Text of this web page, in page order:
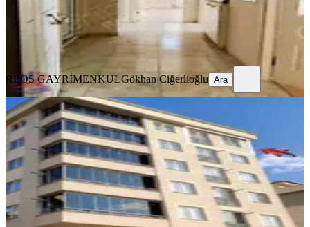
REOS GAYRİMENKULGökhan Ciğerlioğlu
REOS GAYRİMENKULGökhan Ciğerlioğlu Ara
YENİ
Sahibinden Memura Dağ Manzaralı
Temiz 1+1 Daire
Onikişubat, Yunus Emre Mahallesi
1+1·40 m² · 5. Kat·05.08.2026
18.000 ₺